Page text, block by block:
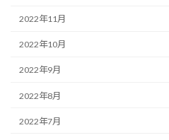
2022年11月
2022年10月
2022年9月
2022年8月
2022年7月